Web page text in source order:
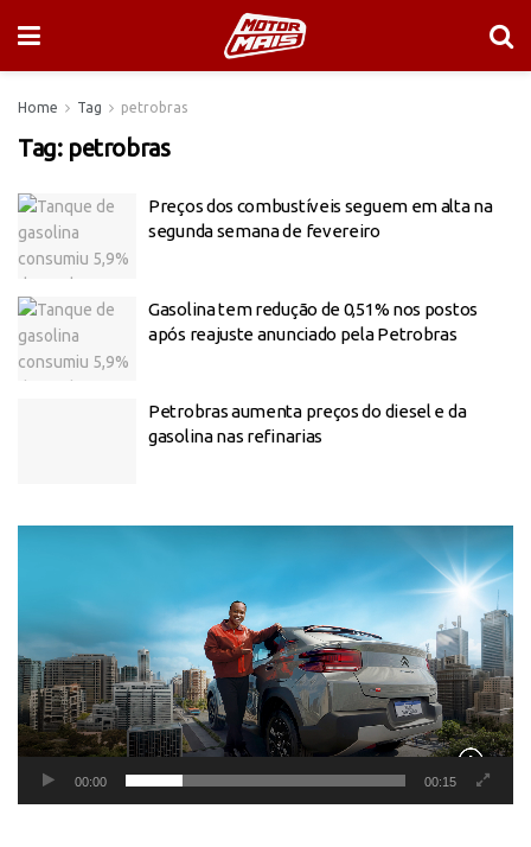
Home Tag petrobras
Tag: petrobras
Preços dos combustíveis seguem em alta na
segunda semana de fevereiro
Gasolina tem redução de 0,51% nos postos
após reajuste anunciado pela Petrobras
Petrobras aumenta preços do diesel e da
gasolina nas refinarias
00:00 00:15